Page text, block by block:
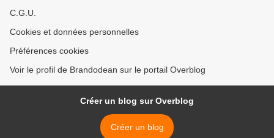
C.G.U.
Cookies et données personnelles
Préférences cookies
Voir le profil de Brandodean sur le portail Overblog
Créer un blog sur Overblog
Créer un blog